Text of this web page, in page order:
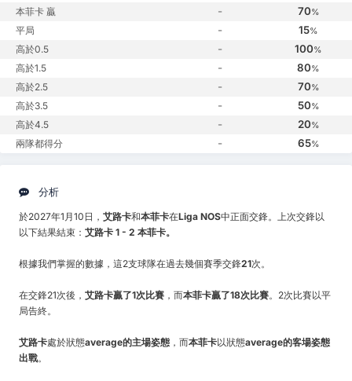
本菲卡 贏 - 70%
平局 - 15%
高於0.5 - 100%
高於1.5 - 80%
高於2.5 - 70%
高於3.5 - 50%
高於4.5 - 20%
兩隊都得分 - 65%
分析
於2027年1月10日， 艾路卡和本菲卡在Liga NOS中正面交鋒。上次交鋒以
以下結果結束： 艾路卡 1 - 2 本菲卡。
根據我們掌握的數據，這2支球隊在過去幾個賽季交鋒21次。
在交鋒21次後， 艾路卡贏了1次比賽 ，而本菲卡贏了18次比賽。2次比賽以平
局告終。
艾路卡處於狀態average的主場姿態 ，而本菲卡以狀態average的客場姿態
出戰。